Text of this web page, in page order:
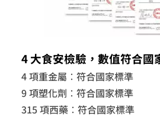
4 大食安檢驗，數值符合國
4 項重金屬：符合國家標準
9 項塑化劑：符合國家標準
315 項西藥：符合國家標準